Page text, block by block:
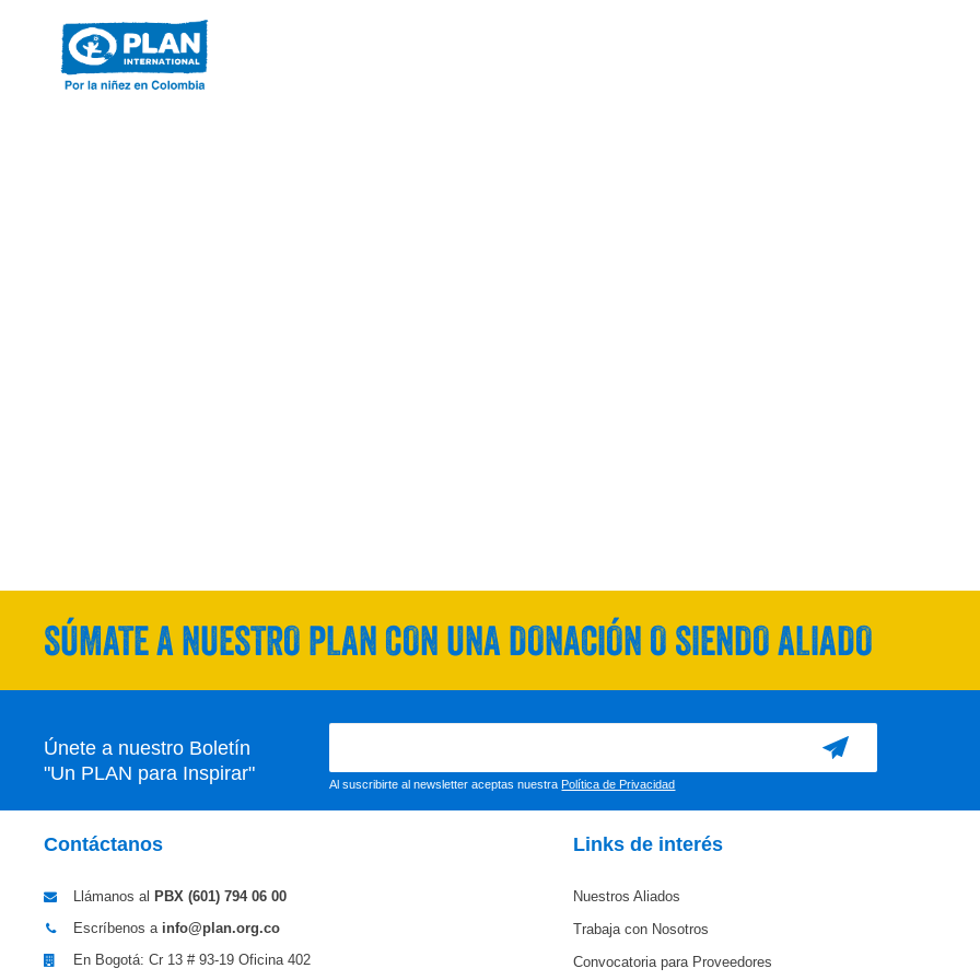
SÚMATE A NUESTRO PLAN CON UNA DONACIÓN O SIENDO ALIADO
Únete a nuestro Boletín
"Un PLAN para Inspirar"
Al suscribirte al newsletter aceptas nuestra Política de Privacidad
Contáctanos
Llámanos al PBX (601) 794 06 00
Escríbenos a info@plan.org.co
En Bogotá: Cr 13 # 93-19 Oficina 402
Links de interés
Nuestros Aliados
Trabaja con Nosotros
Convocatoria para Proveedores